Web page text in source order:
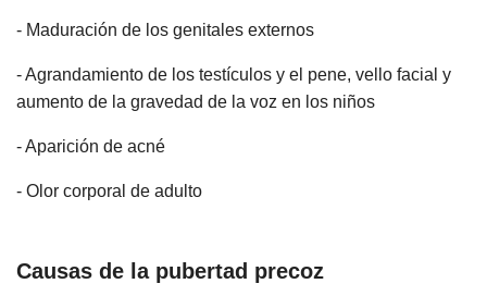
- Maduración de los genitales externos
- Agrandamiento de los testículos y el pene, vello facial y
aumento de la gravedad de la voz en los niños
- Aparición de acné
- Olor corporal de adulto
Causas de la pubertad precoz